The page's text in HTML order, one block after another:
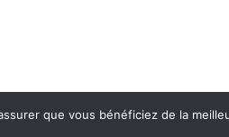
que vous bénéficiez de la